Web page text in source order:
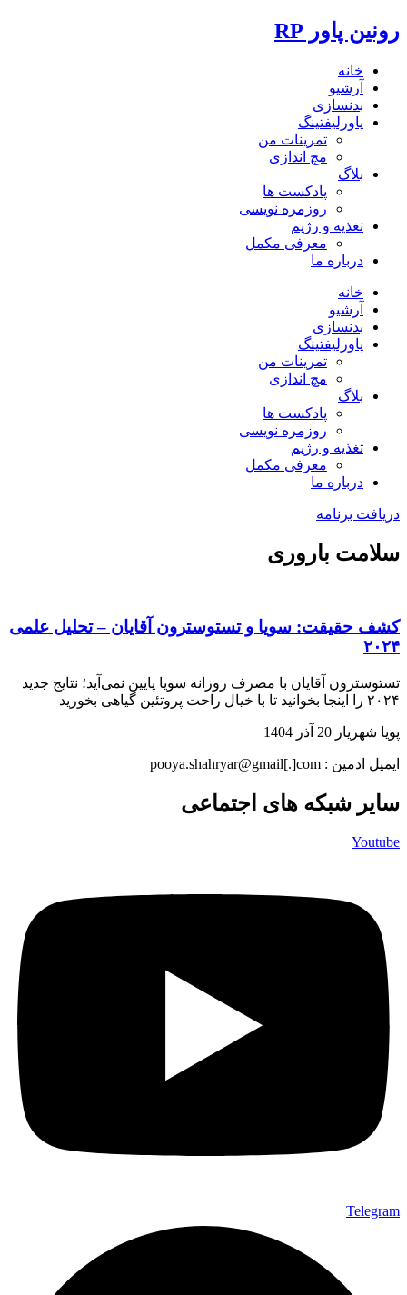
رونین پاور RP
خانه
آرشیو
بدنسازی
پاورلیفتینگ
تمرینات من
مچ اندازی
بلاگ
پادکست ها
روزمره نویسی
تغذیه و رژیم
معرفی مکمل
درباره ما
خانه
آرشیو
بدنسازی
پاورلیفتینگ
تمرینات من
مچ اندازی
بلاگ
پادکست ها
روزمره نویسی
تغذیه و رژیم
معرفی مکمل
درباره ما
دریافت برنامه
سلامت باروری
کشف حقیقت: سویا و تستوسترون آقایان – تحلیل علمی
۲۰۲۴
تستوسترون آقایان با مصرف روزانه سویا پایین نمی‌آید؛ نتایج جدید
۲۰۲۴ را اینجا بخوانید تا با خیال راحت پروتئین گیاهی بخورید
پویا شهریار 20 آذر 1404
ایمیل ادمین : pooya.shahryar@gmail[.]com
سایر شبکه های اجتماعی
Youtube
Telegram